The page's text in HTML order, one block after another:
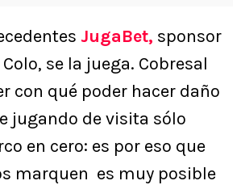
JugaBet, sponsor
se la juega. Cobresal
con qué poder hacer daño
jugando de visita sólo
en cero: es por eso que
marquen es muy posible